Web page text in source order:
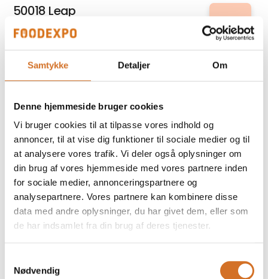
Samtykke Detaljer Om
Denne hjemmeside bruger cookies
Vi bruger cookies til at tilpasse vores indhold og
annoncer, til at vise dig funktioner til sociale medier og til
at analysere vores trafik. Vi deler også oplysninger om
din brug af vores hjemmeside med vores partnere inden
for sociale medier, annonceringspartnere og
analysepartnere. Vores partnere kan kombinere disse
data med andre oplysninger, du har givet dem, eller som
de har indsamlet fra din brug af deres tjenester.
Nødvendig
50018 Leap
5G internet til erhverv
Fiddle´s
70 g poser
Kirkeby Cheese Export
A-Beta 10% fedt, Græsk type
Abrikos Rakija